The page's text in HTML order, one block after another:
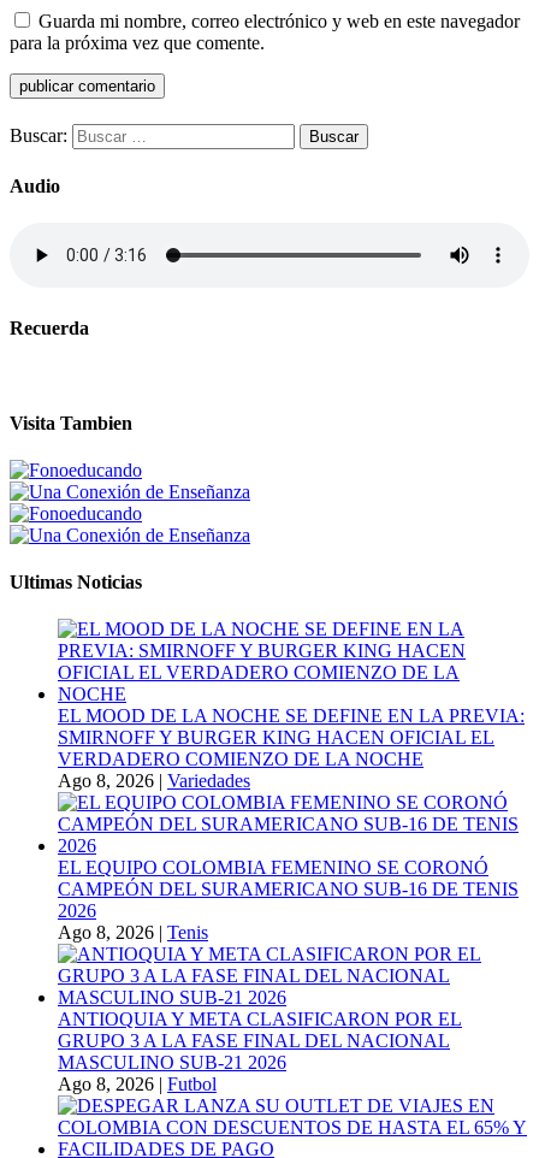
Guarda mi nombre, correo electrónico y web en este navegador
para la próxima vez que comente.
Buscar:
Audio
Recuerda
Visita Tambien
Ultimas Noticias
EL MOOD DE LA NOCHE SE DEFINE EN LA PREVIA:
SMIRNOFF Y BURGER KING HACEN OFICIAL EL
VERDADERO COMIENZO DE LA NOCHE
Ago 8, 2026
Variedades
EL EQUIPO COLOMBIA FEMENINO SE CORONÓ
CAMPEÓN DEL SURAMERICANO SUB-16 DE TENIS
2026
Ago 8, 2026
Tenis
ANTIOQUIA Y META CLASIFICARON POR EL
GRUPO 3 A LA FASE FINAL DEL NACIONAL
MASCULINO SUB-21 2026
Ago 8, 2026
Futbol